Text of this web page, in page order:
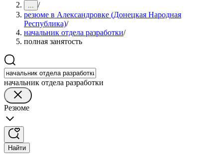
... /
резюме в Александровке (Донецкая Народная
Республика)/
начальник отдела разработки/
полная занятость
начальник отдела разработки
Резюме
Найти